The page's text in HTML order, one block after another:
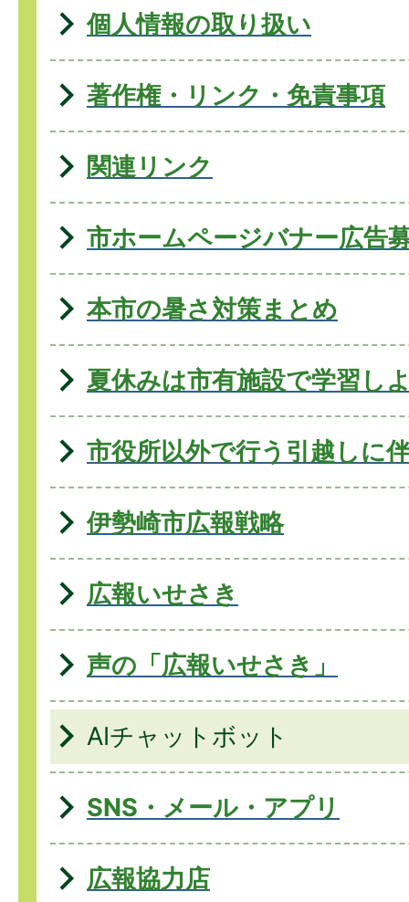
個人情報の取り扱い
著作権・リンク・免責事項
関連リンク
市ホームページバナー広告
本市の暑さ対策まとめ
夏休みは市有施設で学習し
市役所以外で行う引越しに
伊勢崎市広報戦略
広報いせさき
声の「広報いせさき」
AIチャットボット
SNS・メール・アプリ
広報協力店